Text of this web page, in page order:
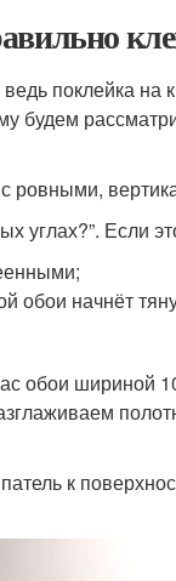
поклейка
будем
ровными,
углах?”. Если
обои начнёт
обои шириной
к